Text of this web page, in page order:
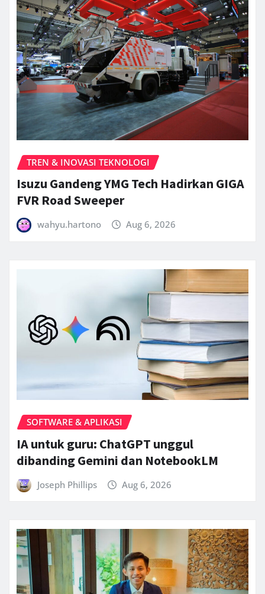
TREN & INOVASI TEKNOLOGI
Isuzu Gandeng YMG Tech Hadirkan GIGA
FVR Road Sweeper
wahyu.hartono Aug 6, 2026
SOFTWARE & APLIKASI
IA untuk guru: ChatGPT unggul
dibanding Gemini dan NotebookLM
Joseph Phillips Aug 6, 2026